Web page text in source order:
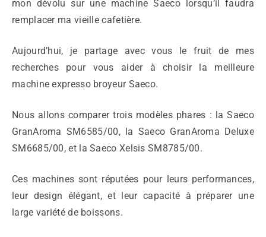
mon dévolu sur une machine Saeco lorsqu’il faudra
remplacer ma vieille cafetière.
Aujourd’hui, je partage avec vous le fruit de mes
recherches pour vous aider à choisir la meilleure
machine expresso broyeur Saeco.
Nous allons comparer trois modèles phares : la Saeco
GranAroma SM6585/00, la Saeco GranAroma Deluxe
SM6685/00, et la Saeco Xelsis SM8785/00.
Ces machines sont réputées pour leurs performances,
leur design élégant, et leur capacité à préparer une
large variété de boissons.